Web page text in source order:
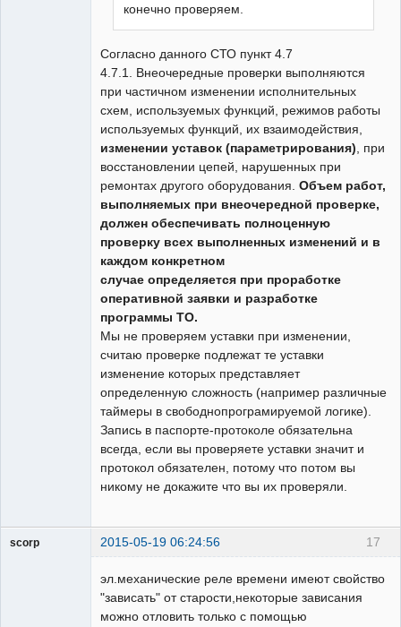
конечно проверяем.
Согласно данного СТО пункт 4.7
4.7.1. Внеочередные проверки выполняются
при частичном изменении исполнительных
схем, используемых функций, режимов работы
используемых функций, их взаимодействия,
изменении уставок (параметрирования) , при
восстановлении цепей, нарушенных при
ремонтах другого оборудования. Объем работ,
выполняемых при внеочередной проверке,
должен обеспечивать полноценную
проверку всех выполненных изменений и в
каждом конкретном
случае определяется при проработке
оперативной заявки и разработке
программы ТО.
Мы не проверяем уставки при изменении,
считаю проверке подлежат те уставки
изменение которых представляет
определенную сложность (например различные
таймеры в свободнопрограмируемой логике).
Запись в паспорте-протоколе обязательна
всегда, если вы проверяете уставки значит и
протокол обязателен, потому что потом вы
никому не докажите что вы их проверяли.
17
scorp 2015-05-19 06:24:56
эл.механические реле времени имеют свойство
"зависать" от старости,некоторые зависания
можно отловить только с помощью